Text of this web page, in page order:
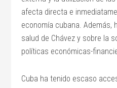
afecta directa e
economía cubana. Además,
salud de Chávez y sobre la
políticas económicas-
Cuba ha tenido escaso